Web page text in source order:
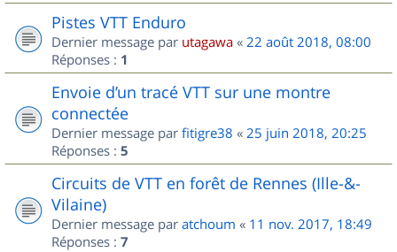
Pistes VTT Enduro
Dernier message par utagawa « 22 août 2018, 08:00
Réponses : 1
Envoie d’un tracé VTT sur une montre
connectée
Dernier message par fitigre38 « 25 juin 2018, 20:25
Réponses : 5
Circuits de VTT en forêt de Rennes (Ille-&-
Vilaine)
Dernier message par atchoum « 11 nov. 2017, 18:49
Réponses : 7